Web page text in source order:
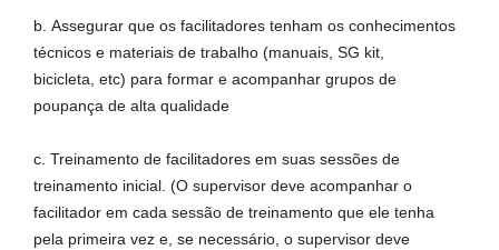
b. Assegurar que os facilitadores tenham os conhecimentos
técnicos e materiais de trabalho (manuais, SG kit,
bicicleta, etc) para formar e acompanhar grupos de
poupança de alta qualidade
c. Treinamento de facilitadores em suas sessões de
treinamento inicial. (O supervisor deve acompanhar o
facilitador em cada sessão de treinamento que ele tenha
pela primeira vez e, se necessário, o supervisor deve